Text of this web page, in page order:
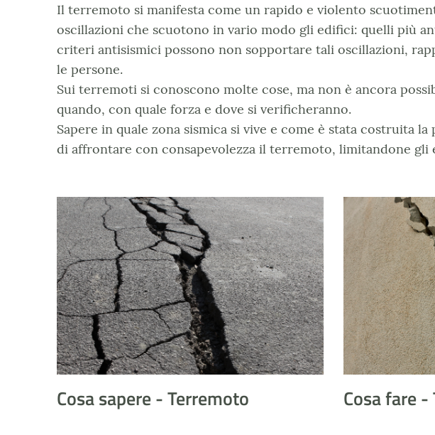
Il terremoto si manifesta come un rapido e violento
oscillazioni che scuotono in vario modo gli edifici: quelli più
criteri antisismici possono non sopportare tali oscillazioni,
le persone.
Sui terremoti si conoscono molte cose, ma non è ancora
quando, con quale forza e dove si verificheranno.
Sapere in quale zona sismica si vive e come è stata costruita
di affrontare con consapevolezza il terremoto, limitandone gli
terremoto
Cosa sapere - Terremoto
Rischio terremoto
Cosa fare